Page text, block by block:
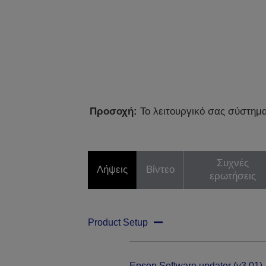
Προσοχή: Το λειτουργικό σας
Λήψεις Βίντεο
Συχνές
ερωτήσεις
Product Setup